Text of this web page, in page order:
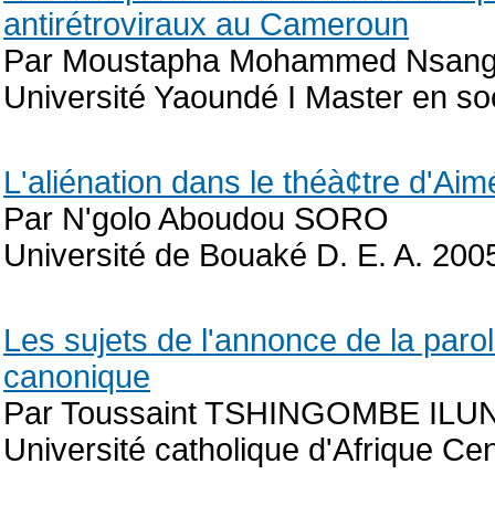
antirétroviraux au Cameroun
Par Moustapha Mohammed
Université Yaoundé I Master en
L'aliénation dans le théà¢tre
Par N'golo Aboudou SORO
Université de Bouaké D. E. A.
Les sujets de l'annonce de la
canonique
Par Toussaint TSHINGOMBE
Université catholique d'Afrique